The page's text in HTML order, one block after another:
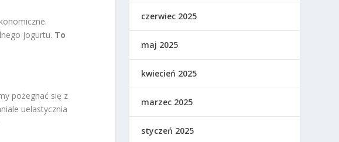
jogurtu. To
pożegnać się z
uelastycznia
czerwiec 2025
maj 2025
kwiecień 2025
marzec 2025
styczeń 2025